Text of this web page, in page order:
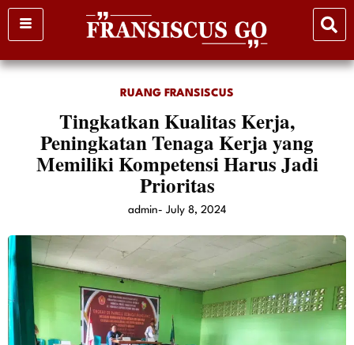
Skip
to
RUANG FRANSISCUS
Tingkatkan Kualitas Kerja,
Peningkatan Tenaga Kerja yang
Memiliki Kompetensi Harus Jadi
Prioritas
admin- July 8, 2024